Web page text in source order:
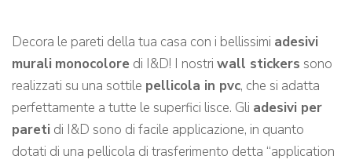
Decora le pareti della tua casa con i bellissimi adesivi
murali monocolore di I&D! I nostri wall stickers sono
realizzati su una sottile pellicola in pvc, che si adatta
perfettamente a tutte le superfici lisce. Gli adesivi per
pareti di I&D sono di facile applicazione, in quanto
dotati di una pellicola di trasferimento detta “application